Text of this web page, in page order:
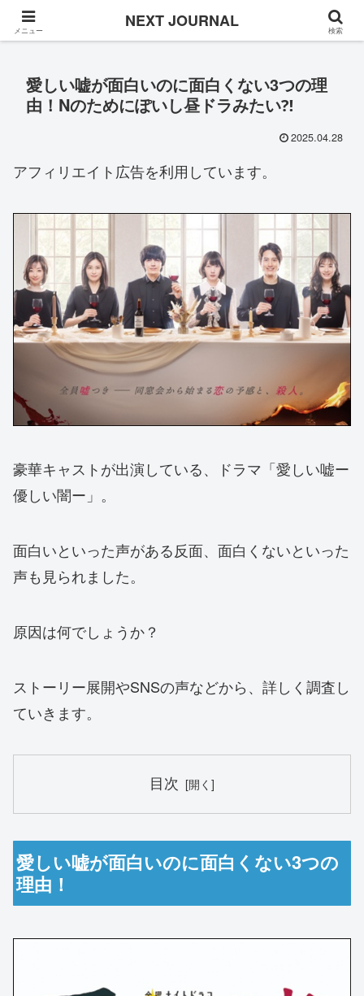
Once in a while
愛しい嘘が面白いのに面白くない3つの理
由！Nのためにぽいし昼ドラみたい⁈
2025.04.28
アフィリエイト広告を利用しています。
豪華キャストが出演している、ドラマ「愛しい嘘ー
優しい闇ー」。
面白いといった声がある反面、面白くないといった
声も見られました。
原因は何でしょうか？
ストーリー展開やSNSの声などから、詳しく調査し
ていきます。
目次
愛しい嘘が面白いのに面白くない3つの
理由！
メニュー NEXT JOURNAL 検索